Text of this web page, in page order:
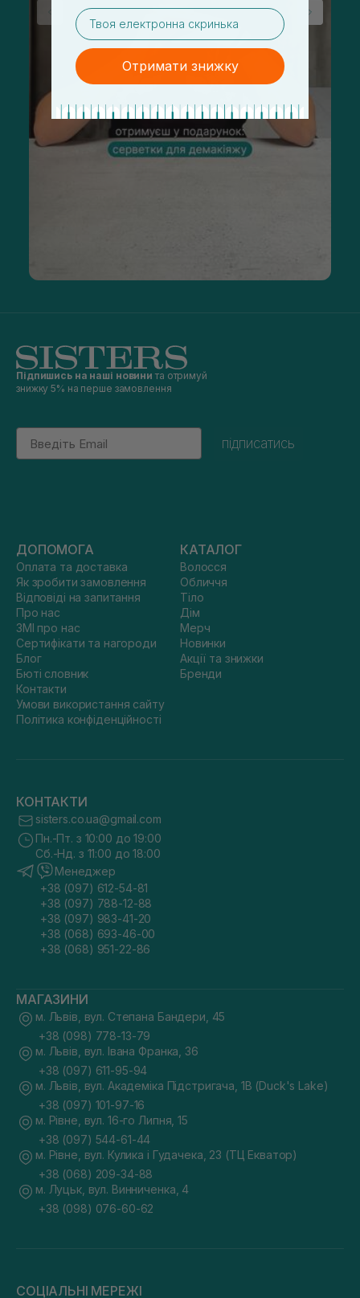
Підпишись на наші новини та отримуй
знижку 5% на перше замовлення
Email
підписатись
ДОПОМОГА
Оплата та доставка
Як зробити замовлення
Відповіді на запитання
Про нас
ЗМІ про нас
Сертифікати та нагороди
Блог
Бюті словник
Контакти
Умови використання сайту
Політика конфіденційності
КАТАЛОГ
Волосся
Обличчя
Тіло
Дім
Мерч
Новинки
Акції та знижки
Бренди
КОНТАКТИ
sisters.co.ua@gmail.com
Пн.-Пт. з 10:00 до 19:00
Сб.-Нд. з 11:00 до 18:00
Менеджер
+38 (097) 612-54-81
+38 (097) 788-12-88
+38 (097) 983-41-20
+38 (068) 693-46-00
+38 (068) 951-22-86
МАГАЗИНИ
м. Львів, вул. Степана Бандери, 45
+38 (098) 778-13-79
м. Львів, вул. Івана Франка, 36
+38 (097) 611-95-94
м. Львів, вул. Академіка Підстригача, 1В (Duck's Lake)
+38 (097) 101-97-16
м. Рівне, вул. 16-го Липня, 15
+38 (097) 544-61-44
м. Рівне, вул. Кулика і Гудачека, 23 (ТЦ Екватор)
+38 (068) 209-34-88
м. Луцьк, вул. Винниченка, 4
+38 (098) 076-60-62
СОЦІАЛЬНІ МЕРЕЖІ
email
Отримати знижку